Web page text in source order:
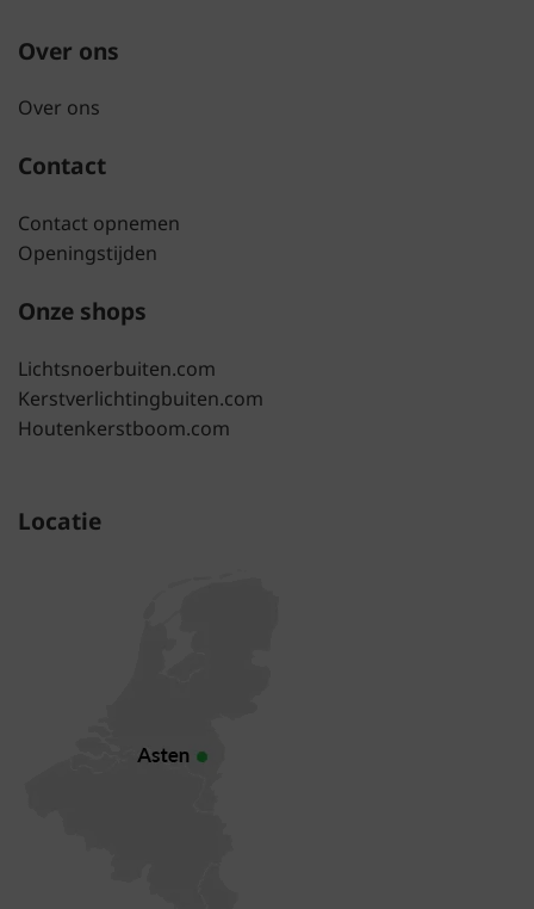
Over ons
Over ons
Contact
Contact opnemen
Openingstijden
Onze shops
Lichtsnoerbuiten.com
Kerstverlichtingbuiten.com
Houtenkerstboom.com
Locatie